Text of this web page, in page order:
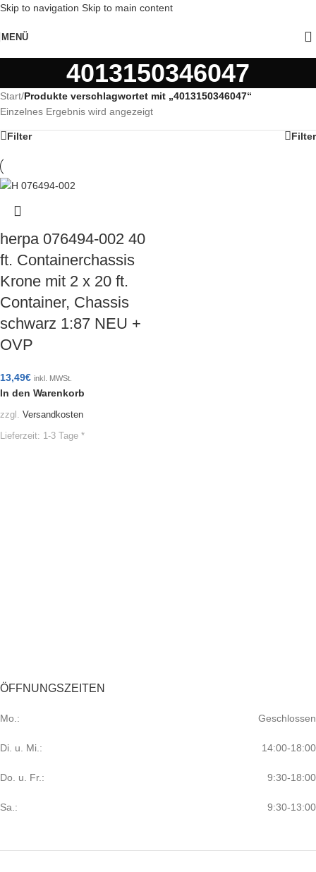
Skip to navigation Skip to main content
MENÜ
4013150346047
Start/Produkte verschlagwortet mit „4013150346047“
Einzelnes Ergebnis wird angezeigt
Filter Filter
herpa 076494-002 40
ft. Containerchassis
Krone mit 2 x 20 ft.
Container, Chassis
schwarz 1:87 NEU +
OVP
13,49€ inkl. MWSt.
In den Warenkorb
zzgl. Versandkosten
Lieferzeit: 1-3 Tage *
ÖFFNUNGSZEITEN
Mo.: Geschlossen
Di. u. Mi.: 14:00-18:00
Do. u. Fr.: 9:30-18:00
Sa.: 9:30-13:00